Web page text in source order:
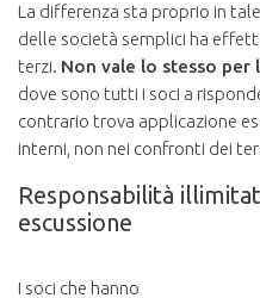
La differenza sta proprio in
delle società semplici ha
terzi. Non vale lo stesso
dove sono tutti i soci a
contrario trova applicazione
interni, non nei confronti dei
Responsabilità
escussione
I soci che hanno